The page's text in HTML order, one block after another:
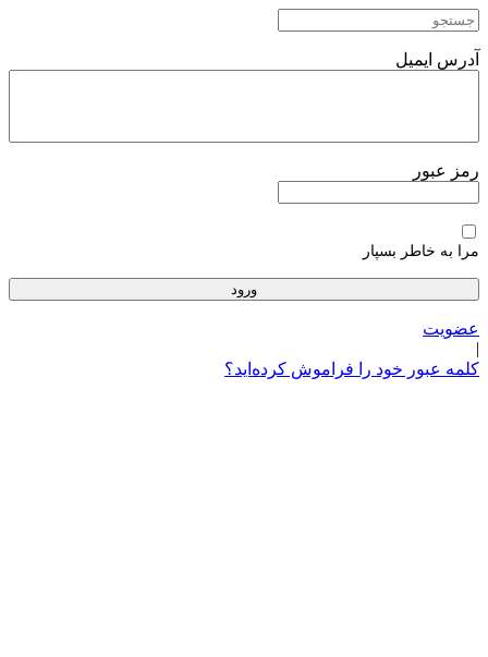
پرش
محتوا
آدرس ایمیل
رمز عبور
مرا به خاطر بسپار
عضویت
|
کلمه عبور خود را فراموش کرده‌اید؟